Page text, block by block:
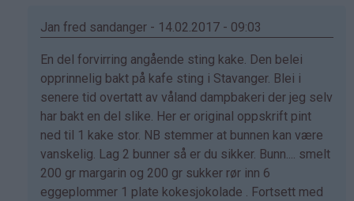
(ikke
Jan fred sandanger - 14.02.2017 - 09:03
Som
svar
på
av
Marianne
(ikke
bekreftet)
En del forvirring angående sting kake. Den belei
opprinnelig bakt på kafe sting i Stavanger. Blei i
senere tid overtatt av våland dampbakeri der jeg selv
har bakt en del slike. Her er original oppskrift pint
ned til 1 kake stor. NB stemmer at bunnen kan være
vanskelig. Lag 2 bunner så er du sikker. Bunn.... smelt
200 gr margarin og 200 gr sukker rør inn 6
eggeplommer 1 plate kokesjokolade . Fortsett med